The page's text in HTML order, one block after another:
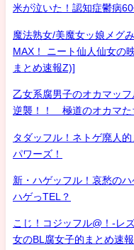
米が泣いた！認知症鬱病
魔法熟女/美魔女ッ娘メグ
MAX！ ニート仙人仙女の
まとめ速報Z)]
乙女系腐男子のオカマッ
逆襲！！ 極道のオカマた
タダッフル！ネトゲ廃人
パワーズ！
新・ハゲッフル！哀愁の
ハゲっTEL？
こじ！コジッフル@！-レ
女のBL腐女子的まとめ速